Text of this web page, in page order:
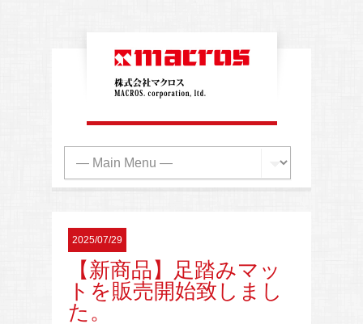
2025/07/29
【新商品】足踏みマッ
トを販売開始致しまし
た。